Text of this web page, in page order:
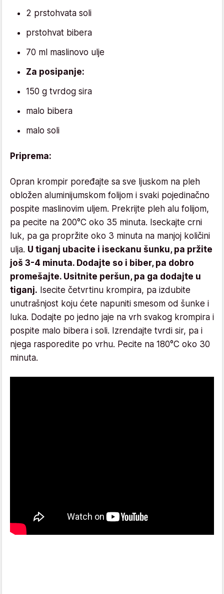
2 prstohvata soli
prstohvat bibera
70 ml maslinovo ulje
Za posipanje:
150 g tvrdog sira
malo bibera
malo soli
Priprema:
Opran krompir poređajte sa sve ljuskom na pleh
obložen aluminijumskom folijom i svaki pojedinačno
pospite maslinovim uljem. Prekrijte pleh alu folijom,
pa pecite na 200°C oko 35 minuta. Iseckajte crni
luk, pa ga propržite oko 3 minuta na manjoj količini
ulja. U tiganj ubacite i iseckanu šunku, pa pržite
još 3-4 minuta. Dodajte so i biber, pa dobro
promešajte. Usitnite peršun, pa ga dodajte u
tiganj. Isecite četvrtinu krompira, pa izdubite
unutrašnjost koju ćete napuniti smesom od šunke i
luka. Dodajte po jedno jaje na vrh svakog krompira i
pospite malo bibera i soli. Izrendajte tvrdi sir, pa i
njega rasporedite po vrhu. Pecite na 180°C oko 30
minuta.